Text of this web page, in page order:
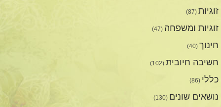
זוגיות (87)
זוגיות ומשפחה (47)
חינוך (40)
חשיבה חיובית (102)
כללי (86)
נושאים שונים (130)